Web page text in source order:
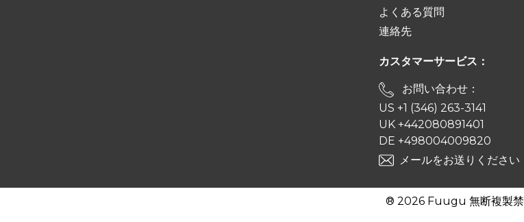
よくある質問
連絡先
カスタマーサービス：
お問い合わせ：
US +1 (346) 263-3141
UK +442080891401
DE +498004009820
メールをお送りください
® 2026 Fuugu 無断複製